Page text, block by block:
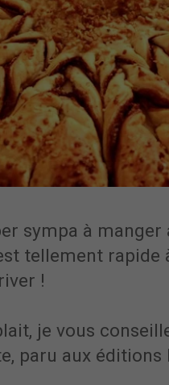
sympa à
tellement
!
je vous
paru aux éditions